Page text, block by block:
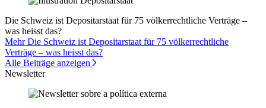
Die Schweiz ist Depositarstaat für 75 völkerrechtliche Verträge –
was heisst das?
Mehr Die Schweiz ist Depositarstaat für 75 völkerrechtliche
Verträge – was heisst das?
Alle Beiträge anzeigen
Newsletter